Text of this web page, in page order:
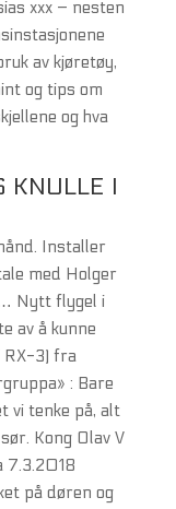
xxx – nesten
av kjøretøy,
og tips om
og hva
KNULLE I
Installer
med Holger
Nytt flygel i
av å kunne
RX-3) fra
: Bare
vi tenke på, alt
Kong Olav V
7.3.2018
på døren og